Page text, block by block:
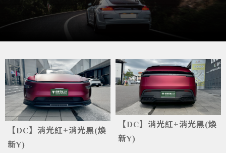
【DC】消光紅+消光黑(煥
新Y)
【DC】消光紅+消光黑(煥
新Y)